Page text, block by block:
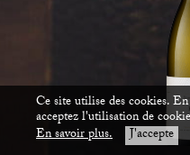
Ce site utilise des cookies.
acceptez l'utilisation de
En savoir plus. J'accepte